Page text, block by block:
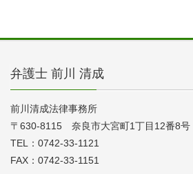
す。
当事務所が収集するご相談希望者様
的を明確にした上で、目的の範囲内
人情報の利用は、その収集目的から
収集した個人情報は、同目的の範囲
相談希望者様の事前承諾なしに目的
弁護士 前川 清成
前川清成法律事務所
〒630-8115 奈良市大宮町1丁目12番8号
TEL：0742-33-1121
FAX：0742-33-1151